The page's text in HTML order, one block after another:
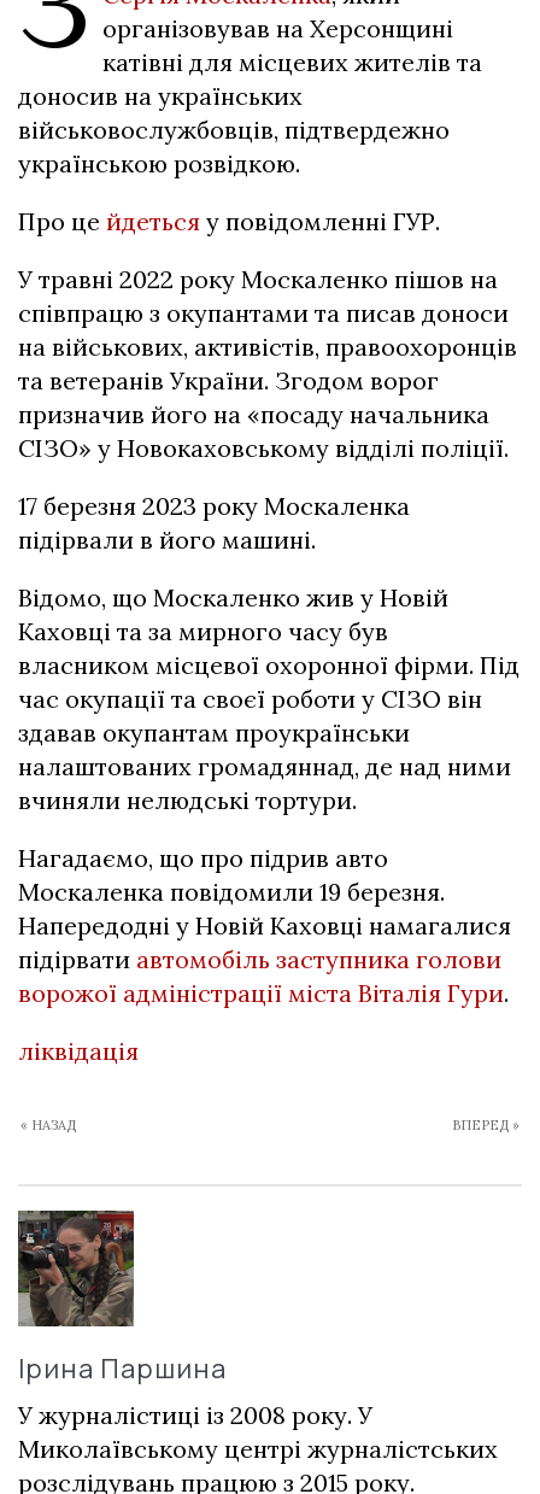
організовував на Херсонщині
катівні для місцевих жителів та
доносив на українських
військовослужбовців, підтвердежно
українською розвідкою.
Про це йдеться у повідомленні ГУР.
У травні 2022 року Москаленко пішов на
співпрацю з окупантами та писав доноси
на військових, активістів, правоохоронців
та ветеранів України. Згодом ворог
призначив його на «посаду начальника
СІЗО» у Новокаховському відділі поліції.
17 березня 2023 року Москаленка
підірвали в його машині.
Відомо, що Москаленко жив у Новій
Каховці та за мирного часу був
власником місцевої охоронної фірми. Під
час окупації та своєї роботи у СІЗО він
здавав окупантам проукраїнськи
налаштованих громадяннад, де над ними
вчиняли нелюдські тортури.
Нагадаємо, що про підрив авто
Москаленка повідомили 19 березня.
Напередодні у Новій Каховці намагалися
підірвати автомобіль заступника голови
ворожої адміністрації міста Віталія Гури.
ліквідація
« НАЗАД ВПЕРЕД »
Ірина Паршина
У журналістиці із 2008 року. У
Миколаївському центрі журналістських
розслідувань працюю з 2015 року.